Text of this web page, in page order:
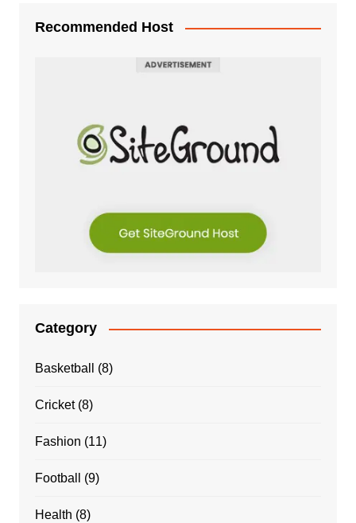
Recommended Host
Category
Basketball (8)
Cricket(8)
Fashion (11)
Football (9)
Health (8)